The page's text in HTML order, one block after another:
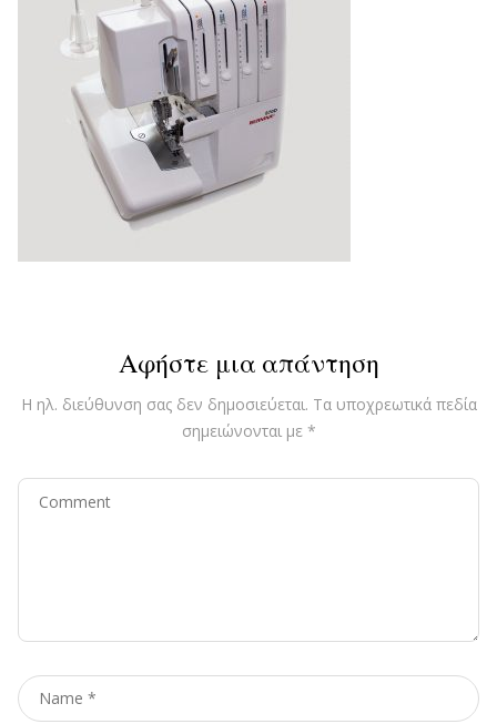
Αφήστε μια απάντηση
Η ηλ. διεύθυνση σας δεν δημοσιεύεται. Τα υποχρεωτικά πεδία
σημειώνονται με *
Comment
Name